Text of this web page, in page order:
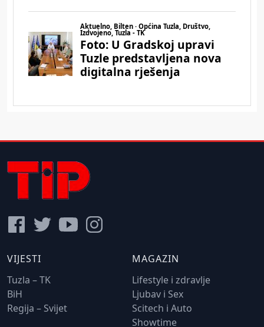
VIJESTI
Tuzla – TK
BiH
Regija – Svijet
MAGAZIN
Lifestyle i zdravlje
Ljubav i Sex
Scitech i Auto
Showtime